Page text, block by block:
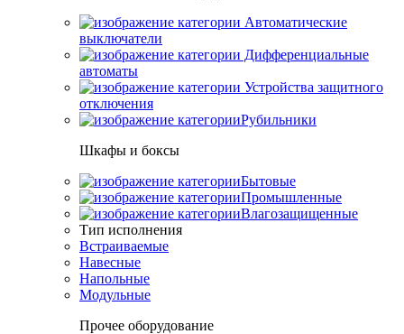
Автоматические
выключатели
Дифференциальные
автоматы
Устройства защитного
отключения
Рубильники
Шкафы и боксы
Бытовые
Промышленные
Влагозащищенные
Тип исполнения
Встраиваемые
Навесные
Напольные
Модульные
Прочее оборудование